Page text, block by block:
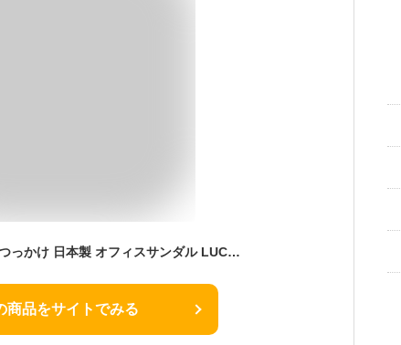
サンダル レディース つっかけ 日本製 オフィスサンダル LUCIANO VALENTINO ITALY コンフォートサンダル レディース 歩きやすい ストラップ 黒 疲れない 美脚 かわいい サンダル レディース ヒール 人気 3640 送料無料
商品をサイトでみる